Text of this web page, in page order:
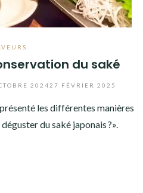
du saké
202427 FÉVRIER 2025
les différentes manières
du saké japonais ?».